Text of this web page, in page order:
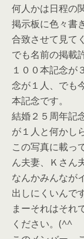
何人かは日程の
掲示板に色々書
合致させて見て
でも名前の掲載
１００本記念が
念が１人、でも
本記念です。
結婚２５周年記
が１人と何かし
この写真に載っ
ん夫妻、Ｋさん
なんかみんなが
出しにくいんで
まーそれはそれ
ください。(^^ゞ